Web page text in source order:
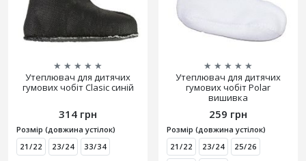
★ ★ ★ ★ ★
Утеплювач для дитячих
гумових чобіт Clasic синій
314 грн
Розмір (довжина устілок)
21/22
23/24 33/34
★ ★ ★ ★ ★
Утеплювач для дитячих
гумових чобіт Polar
вишивка
259 грн
Розмір (довжина устілок)
21/22
23/24
25/26